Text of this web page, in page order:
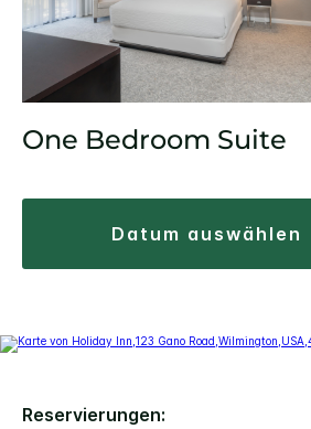
One Bedroom Suite
datum auswählen
Reservierungen: